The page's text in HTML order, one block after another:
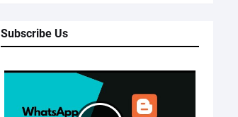
Subscribe Us